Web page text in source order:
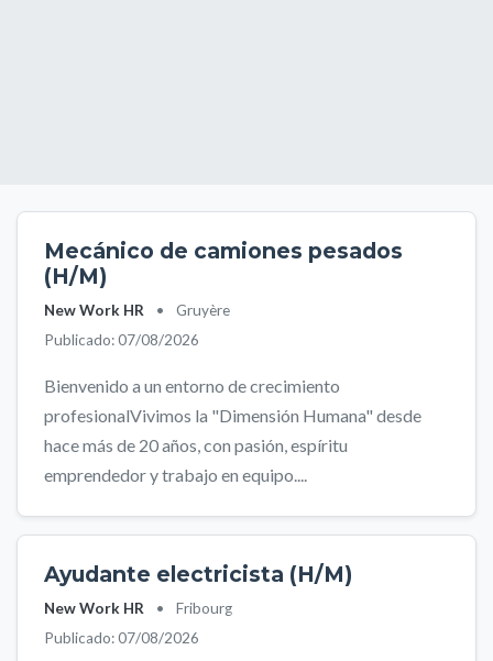
Mecánico de camiones pesados
(H/M)
New Work HR •
Gruyère
Publicado: 07/08/2026
Bienvenido a un entorno de crecimiento
profesionalVivimos la "Dimensión Humana" desde
hace más de 20 años, con pasión, espíritu
emprendedor y trabajo en equipo....
Ayudante electricista (H/M)
New Work HR •
Fribourg
Publicado: 07/08/2026